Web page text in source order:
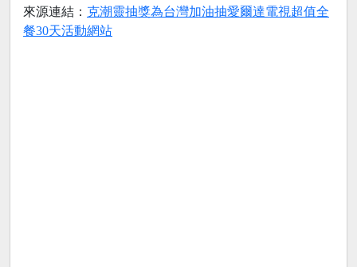
來源連結： 克潮靈抽獎為台灣加油抽愛爾達電視超值全
餐30天活動網站